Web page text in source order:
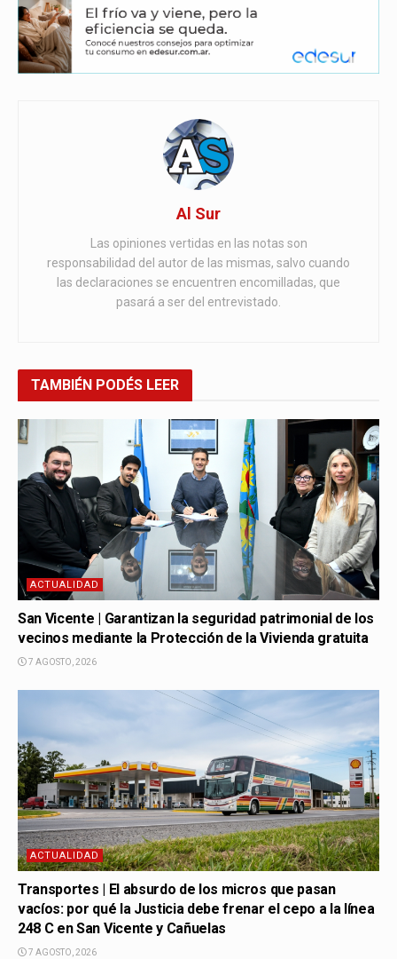
Al Sur
Las opiniones vertidas en las notas son
responsabilidad del autor de las mismas, salvo cuando
las declaraciones se encuentren encomilladas, que
pasará a ser del entrevistado.
TAMBIÉN PODÉS LEER
ACTUALIDAD
San Vicente | Garantizan la seguridad patrimonial de los
vecinos mediante la Protección de la Vivienda gratuita
7 AGOSTO, 2026
ACTUALIDAD
Transportes | El absurdo de los micros que pasan
vacíos: por qué la Justicia debe frenar el cepo a la línea
248 C en San Vicente y Cañuelas
7 AGOSTO, 2026